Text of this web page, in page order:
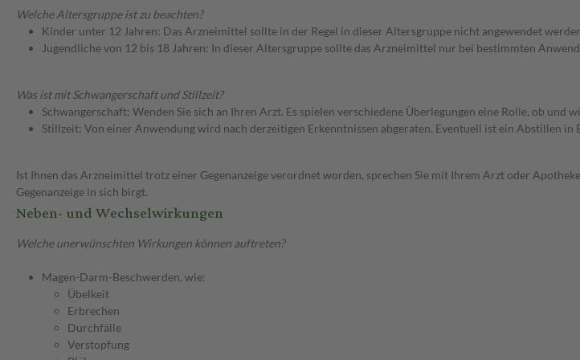
Welche Altersgruppe ist zu beachten?
Kinder unter 12 Jahren: Das Arzneimittel sollte in der Regel in dieser Altersgruppe nicht angewendet
Jugendliche von 12 bis 18 Jahren: In dieser Altersgruppe sollte das Arzneimittel nur bei bestimmten
Was ist mit Schwangerschaft und Stillzeit?
Schwangerschaft: Wenden Sie sich an Ihren Arzt. Es spielen verschiedene Überlegungen eine Rolle, ob
Stillzeit: Von einer Anwendung wird nach derzeitigen Erkenntnissen abgeraten. Eventuell ist ein Abstillen in
Ist Ihnen das Arzneimittel trotz einer Gegenanzeige verordnet worden, sprechen Sie mit Ihrem Arzt oder
Gegenanzeige in sich birgt.
Neben- und Wechselwirkungen
Welche unerwünschten Wirkungen können auftreten?
Magen-Darm-Beschwerden, wie:
Übelkeit
Erbrechen
Durchfälle
Verstopfung